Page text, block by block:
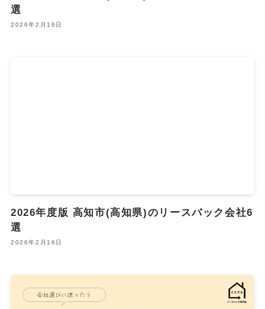
選
2026年2月16日
2026年度版 高知市(高知県)のリースバック会社6
選
2026年2月16日